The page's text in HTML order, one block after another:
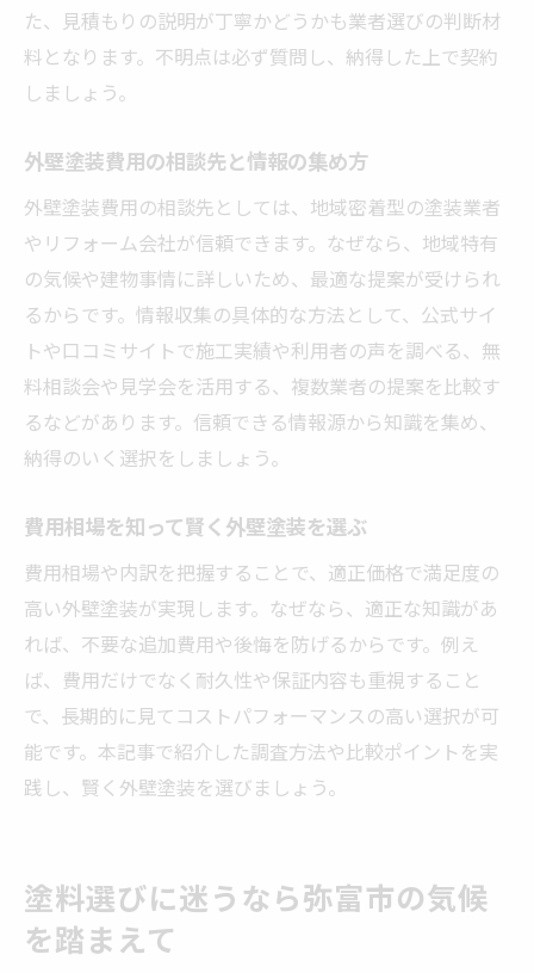
た、見積もりの説明が丁寧かどうかも業者選びの判断材
料となります。不明点は必ず質問し、納得した上で契約
しましょう。
外壁塗装費用の相談先と情報の集め方
外壁塗装費用の相談先としては、地域密着型の塗装業者
やリフォーム会社が信頼できます。なぜなら、地域特有
の気候や建物事情に詳しいため、最適な提案が受けられ
るからです。情報収集の具体的な方法として、公式サイ
トや口コミサイトで施工実績や利用者の声を調べる、無
料相談会や見学会を活用する、複数業者の提案を比較す
るなどがあります。信頼できる情報源から知識を集め、
納得のいく選択をしましょう。
費用相場を知って賢く外壁塗装を選ぶ
費用相場や内訳を把握することで、適正価格で満足度の
高い外壁塗装が実現します。なぜなら、適正な知識があ
れば、不要な追加費用や後悔を防げるからです。例え
ば、費用だけでなく耐久性や保証内容も重視すること
で、長期的に見てコストパフォーマンスの高い選択が可
能です。本記事で紹介した調査方法や比較ポイントを実
践し、賢く外壁塗装を選びましょう。
塗料選びに迷うなら弥富市の気候
を踏まえて